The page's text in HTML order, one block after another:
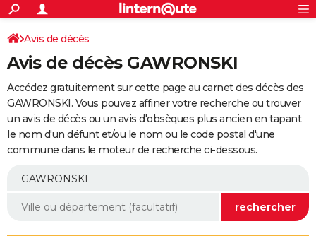
ACTUALITÉS
Politique
Société
Faits Divers
Education
Monde
Villes
+
SPORT
Coupe du monde 2026
Football
Tennis
Cyclisme
Rugby
Forum
Programme TV
TNT
Streaming
Cinéma
Sorties cinéma
Musique
+
FINANCE
Impôts
Immobilier
Risques naturels par ville
Banque
Assurance
Crédit
AUTO
Essais
Réserver un essai
Citadines
Berlines
SUV
Forum auto
+
Mobiles
Meilleur smartphone
Internet
Ordinateurs
Jeux vidéo
Guide high-tech
Aménagement intérieur
Avis de décès
Avis de décès GAWRONSKI
Accédez gratuitement sur cette page au carnet des décès des
GAWRONSKI. Vous pouvez affiner votre recherche ou trouver
un avis de décès ou un avis d'obsèques plus ancien en tapant
le nom d'un défunt et/ou le nom ou le code postal d'une
commune dans le moteur de recherche ci-dessous.